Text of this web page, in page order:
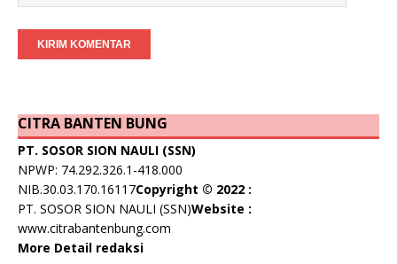
CITRA BANTEN BUNG
PT. SOSOR SION NAULI (SSN)
NPWP: 74.292.326.1-418.000
NIB.30.03.170.16117Copyright © 2022 :
PT. SOSOR SION NAULI (SSN)Website :
www.citrabantenbung.com
More Detail redaksi